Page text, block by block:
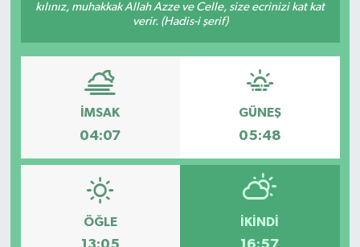
kılınız, muhakkak Allah Azze ve Celle, size ecrinizi kat kat
verir. (Hadis-i şerif)
İMSAK
04:07
GÜNEŞ
05:48
ÖĞLE İKINDI